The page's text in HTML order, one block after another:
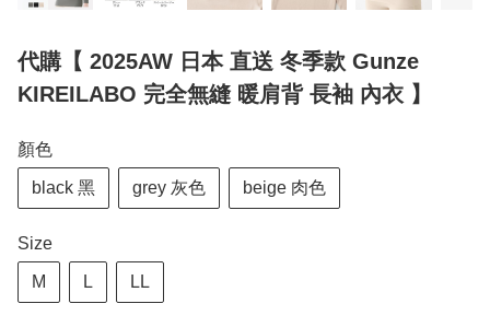
代購【 2025AW 日本 直送 冬季款 Gunze
KIREILABO 完全無縫 暖肩背 長袖 內衣 】
顏色
black 黑 grey 灰色 beige 肉色
Size
M L LL